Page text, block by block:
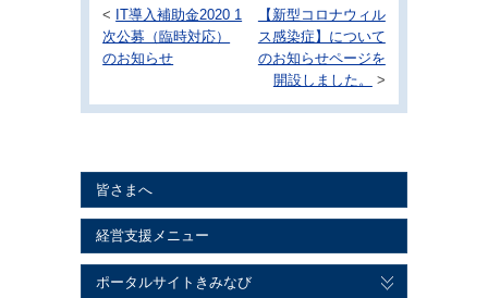
<
IT導入補助金2020 1
次公募（臨時対応）
のお知らせ
【新型コロナウィル
ス感染症】について
のお知らせページを
開設しました。
>
皆さまへ
経営支援メニュー
ポータルサイトきみなび